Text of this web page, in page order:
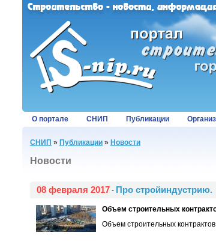
О портале СНИП Публикации
СНИП » Публикации » Новости
Новости
08 февраля 2017 - Про стройиндустрию.
Объем строительных
Объем строительных